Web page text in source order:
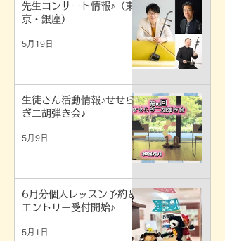
先生コンサート情報♪（東
京・銀座）
5月19日
生徒さん活動情報♪せせら
ぎ二胡弾き会♪
5月9日
6月分個人レッスン予約＆
エントリー受付開始♪
5月1日